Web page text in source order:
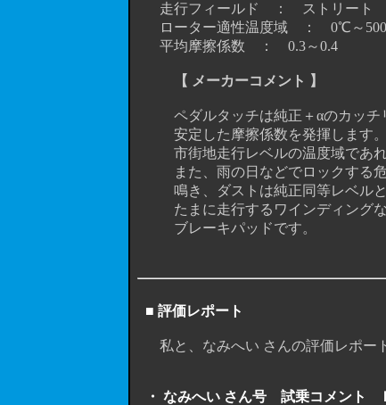
走行フィールド ： ストリート
ローター適性温度域 ： 0℃～
平均摩擦係数 ： 0.3～0.4
【 メーカーコメント 】
ペダルタッチは純正＋αのカッチリ
安定した摩擦係数を発揮します。
市街地走行レベルの温度域であれば
また、雨の日などでロックする危
鳴き、ダストは純正同等レベルと
たまに走行するワインディングな
ブレーキパッドです。
■ 評価レポート
私と、なみへい さんの評価レポート
・ なみへい さん号 試乗コメント